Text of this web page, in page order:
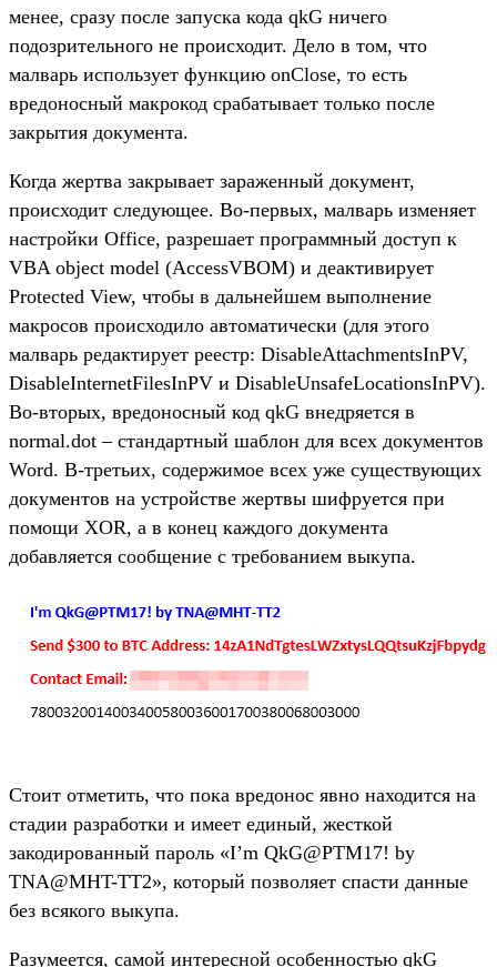
менее, сразу после запуска кода qkG ничего
подозрительного не происходит. Дело в том, что
малварь использует функцию onClose, то есть
вредоносный макрокод срабатывает только после
закрытия документа.
Когда жертва закрывает зараженный документ,
происходит следующее. Во-первых, малварь изменяет
настройки Office, разрешает программный доступ к
VBA object model (AccessVBOM) и деактивирует
Protected View, чтобы в дальнейшем выполнение
макросов происходило автоматически (для этого
малварь редактирует реестр: DisableAttachmentsInPV,
DisableInternetFilesInPV и DisableUnsafeLocationsInPV).
Во-вторых, вредоносный код qkG внедряется в
normal.dot – стандартный шаблон для всех документов
Word. В-третьих, содержимое всех уже существующих
документов на устройстве жертвы шифруется при
помощи XOR, а в конец каждого документа
добавляется сообщение с требованием выкупа.
Стоит отметить, что пока вредонос явно находится на
стадии разработки и имеет единый, жесткой
закодированный пароль «I’m QkG@PTM17! by
TNA@MHT-TT2», который позволяет спасти данные
без всякого выкупа.
Разумеется, самой интересной особенностью qkG